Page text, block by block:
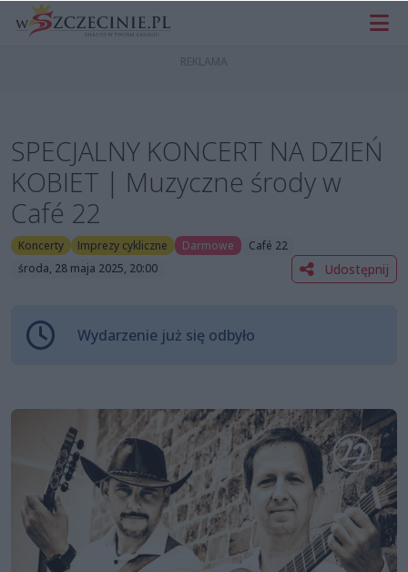
SPECJALNY KONCERT NA DZIEŃ
KOBIET | Muzyczne środy w
Café 22
Koncerty Imprezy cykliczne Darmowe
Café 22
środa, 28 maja 2025, 20:00
Udostępnij
Wydarzenie już się odbyło